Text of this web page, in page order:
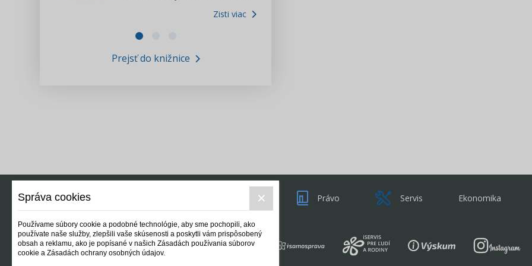
Informácie COVID19
Zisti viac
Prejsť do knižnice
Právo Servis Ekonomika
Správa cookies
Používame súbory cookie a podobné technológie, aby sme pochopili, ako
používate naše služby, zlepšili vaše skúsenosti a poskytli vám prispôsobený
obsah a reklamu, ako je popísané v našich Zásadách používania súborov
cookie a Zásadách ochrany osobných údajov.